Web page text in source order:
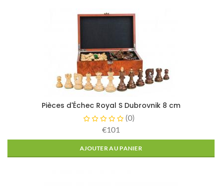
Pièces d'Échec Royal S Dubrovnik 8 cm
(0)
€101
AJOUTER AU PANIER